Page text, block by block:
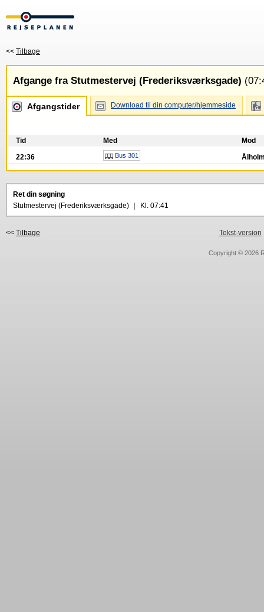
<< Tilbage
Afgange fra Stutmestervej (Frederiksværksgade)
Afgangstider Download til din computer/hjemmeside
Tid Med
Mod
22:36
Bus 301
Ret din søgning
Stutmestervej (Frederiksværksgade)
Kl. 07:41
<< Tilbage Tekst-version
Copyright © 2026